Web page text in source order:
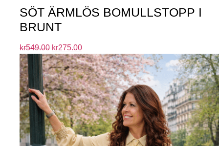
SÖT ÄRMLÖS BOMULLSTOPP I
BRUNT
kr549.00 kr275.00